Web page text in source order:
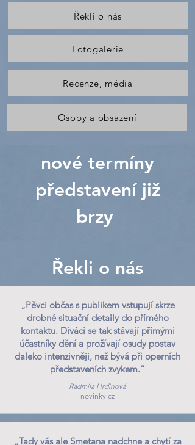
Řekli o nás
Fotogalerie
Recenze, média
Osoby a obsazení
nové termíny
představení již
brzy
Řekli o nás
„Pěvci občas s publikem vstupují skrze
drobné situační detaily do přímého
kontaktu. Diváci se tak stávají přímými
účastníky dění a prožívají osudy postav
daleko intenzivněji, než bývá při operních
představeních zvykem.”
Radmila Hrdinová
novinky.cz
„Tady vás ale Smetana nadchne a chytí za